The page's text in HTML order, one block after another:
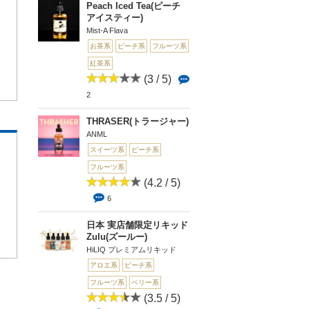
Peach Iced Tea(ピーチ
アイスティー)
Mist-A Flava
お茶系 ピーチ系 フルーツ系
紅茶系
(3 / 5)
2
THRASER(トラージャー)
ANML
スイーツ系 ピーチ系
フルーツ系
(4.2 / 5)
6
日本 実店舗限定リキッド
Zulu(ズールー)
HiLIQ プレミアムリキッド
アロエ系 ピーチ系
フルーツ系 ベリー系
(3.5 / 5)